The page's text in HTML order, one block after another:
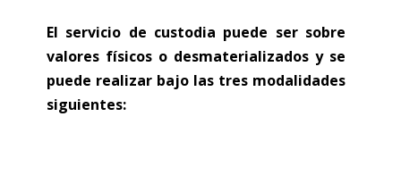
El servicio de custodia puede ser sobre
valores físicos o desmaterializados y se
puede realizar bajo las tres modalidades
siguientes: